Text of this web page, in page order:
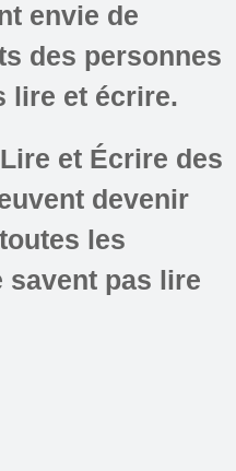
envie de
des personnes
lire et écrire.
et Écrire des
devenir
les
savent pas lire